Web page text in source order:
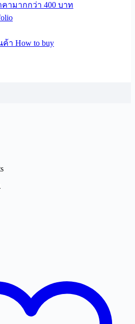
ามากกว่า 400 บาท
า How to buy
Sorted